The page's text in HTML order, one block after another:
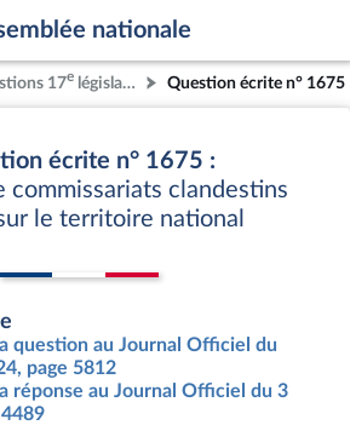
nationale
17e législature Question écrite n° 1675
écrite n° 1675 :
commissariats clandestins
le territoire national
question au Journal Officiel du
page 5812
réponse au Journal Officiel du 3